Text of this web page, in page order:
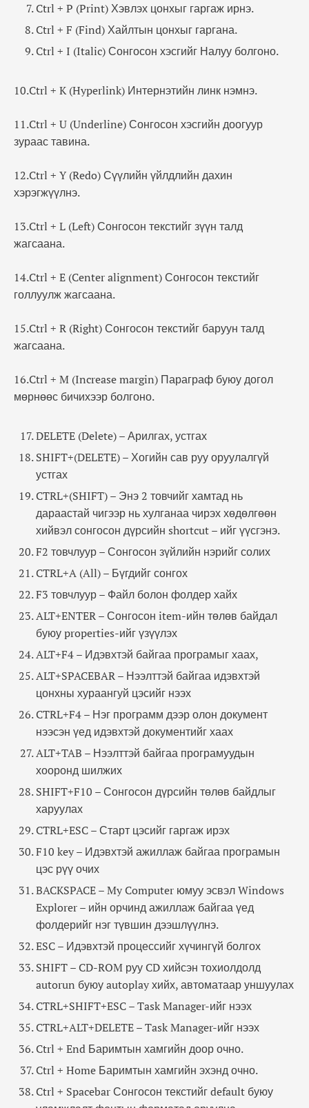
Ctrl + P (Print) Хэвлэх цонхыг гаргаж ирнэ.
Ctrl + F (Find) Хайлтын цонхыг гаргана.
Ctrl + I (Italic) Сонгосон хэсгийг Налуу болгоно.
10.Ctrl + K (Hyperlink) Интернэтийн линк нэмнэ.
11.Ctrl + U (Underline) Сонгосон хэсгийн доогуур
зураас тавина.
12.Ctrl + Y (Redo) Сүүлийн үйлдлийн дахин
хэрэгжүүлнэ.
13.Ctrl + L (Left) Сонгосон текстийг зүүн талд
жагсаана.
14.Ctrl + E (Center alignment) Сонгосон текстийг
голлуулж жагсаана.
15.Ctrl + R (Right) Сонгосон текстийг баруун талд
жагсаана.
16.Ctrl + M (Increase margin) Параграф буюу догол
мөрнөөс бичихээр болгоно.
DELETE (Delete) – Арилгах, устгах
SHIFT+(DELETE) – Хогийн сав руу оруулалгүй
устгах
CTRL+(SHIFT) – Энэ 2 товчийг хамтад нь
дараастай чигээр нь хулганаа чирэх хөдөлгөөн
хийвэл сонгосон дүрсийн shortcut – ийг үүсгэнэ.
F2 товчлуур – Сонгосон зүйлийн нэрийг солих
CTRL+A (All) – Бүгдийг сонгох
F3 товчлуур – Файл болон фолдер хайх
ALT+ENTER – Сонгосон item-ийн төлөв байдал
буюу properties-ийг үзүүлэх
ALT+F4 – Идэвхтэй байгаа програмыг хаах,
ALT+SPACEBAR – Нээлттэй байгаа идэвхтэй
цонхны хураангуй цэсийг нээх
CTRL+F4 – Нэг программ дээр олон документ
нээсэн үед идэвхтэй документийг хаах
ALT+TAB – Нээлттэй байгаа програмуудын
хооронд шилжих
SHIFT+F10 – Сонгосон дүрсийн төлөв байдлыг
харуулах
CTRL+ESC – Старт цэсийг гаргаж ирэх
F10 key – Идэвхтэй ажиллаж байгаа програмын
цэс рүү очих
BACKSPACE – My Computer юмуу эсвэл Windows
Explorer – ийн орчинд ажиллаж байгаа үед
фолдерийг нэг түвшин дээшлүүлнэ.
ESC – Идэвхтэй процессийг хүчингүй болгох
SHIFT – CD-ROM руу CD хийсэн тохиолдолд
autorun буюу autoplay хийх, автоматаар уншуулах
CTRL+SHIFT+ESC – Task Manager-ийг нээх
CTRL+ALT+DELETE – Task Manager-ийг нээх
Ctrl + End Баримтын хамгийн доор очно.
Ctrl + Home Баримтын хамгийн эхэнд очно.
Ctrl + Spacebar Сонгосон текстийг default буюу